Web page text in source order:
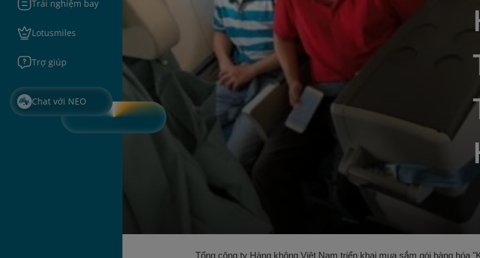
Trải nghiệm bay
Lotusmiles
Trợ giúp
Chat với NEO
Tổng công ty Hàng không Việt Nam triển khai mua sắm gói hàng hóa